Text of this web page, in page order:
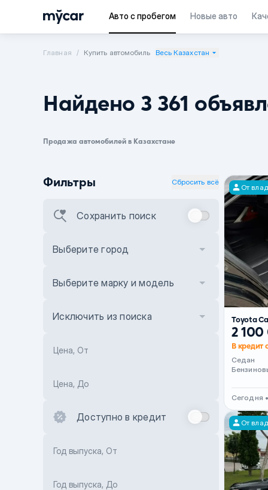
Авто с пробегом Новые авто
Главная Купить автомобиль Весь Казахстан
Найдено 3 361
Продажа автомобилей в Казахстане
Фильтры Сбросить всё
Сохранить поиск
Выберите город
Выберите марку и модель
Исключить из поиска
Цена, От
Цена, До
Доступно в кредит
Год выпуска, От
Год выпуска, До
От
Toyota
2
В кредит
Седан
Сегодня
От